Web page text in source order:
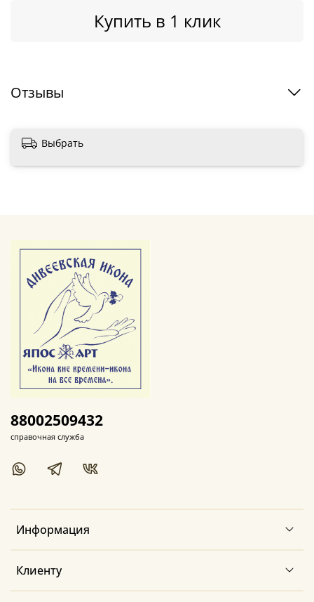
Купить в 1 клик
Отзывы
Выбрать
Информация
Клиенту
88002509432
справочная служба